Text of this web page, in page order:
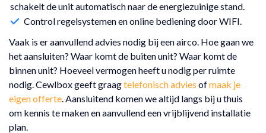
schakelt de unit automatisch naar de energiezuinige stand.
Control regelsystemen en online bediening door WIFI.
Vaak is er aanvullend advies nodig bij een airco. Hoe gaan we
het aansluiten? Waar komt de buiten unit? Waar komt de
binnen unit? Hoeveel vermogen heeft u nodig per ruimte
nodig. Cewlbox geeft graagtelefonisch advies ofmaak je
eigen offerte. Aansluitend komen we altijd langs bij u thuis
om kennis te maken en aanvullend een vrijblijvend installatie
plan.